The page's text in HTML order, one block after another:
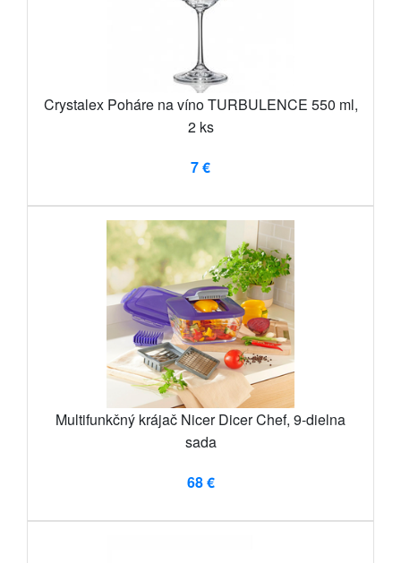
Crystalex Poháre na víno TURBULENCE 550 ml,
2 ks
7 €
Multifunkčný krájač Nicer Dicer Chef, 9-dielna
sada
68 €